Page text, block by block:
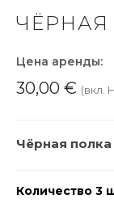
ЧЁРНАЯ
Цена аренды:
30,00 € (вкл.
Чёрная полка
Количество 3